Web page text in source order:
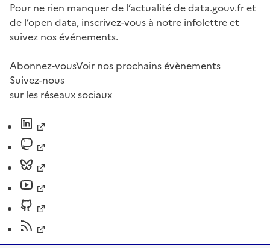
Pour ne rien manquer de l’actualité de data.gouv.fr et
de l’open data, inscrivez-vous à notre infolettre et
suivez nos événements.
Abonnez-vousVoir nos prochains évènements
Suivez-nous
sur les réseaux sociaux